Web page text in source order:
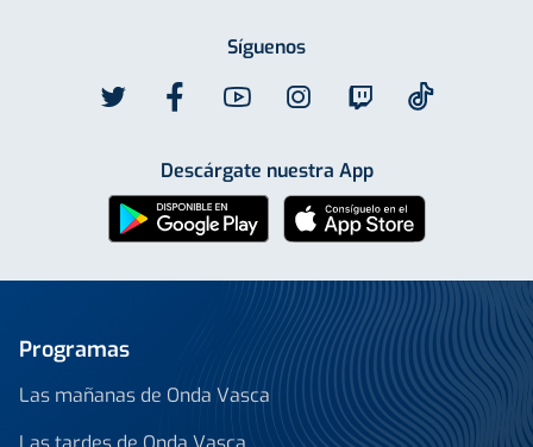
Síguenos
Descárgate nuestra App
Programas
Las mañanas de Onda Vasca